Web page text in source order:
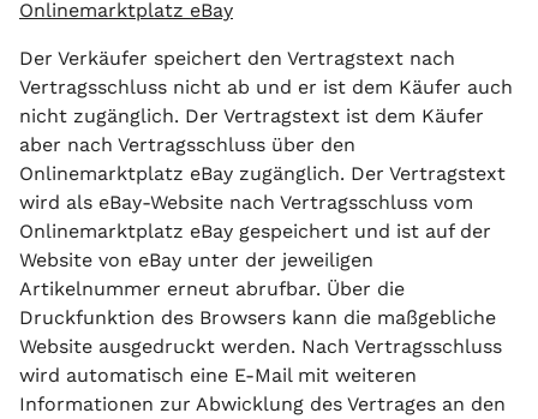
Onlinemarktplatz eBay
Der Verkäufer speichert den Vertragstext nach
Vertragsschluss nicht ab und er ist dem Käufer auch
nicht zugänglich. Der Vertragstext ist dem Käufer
aber nach Vertragsschluss über den
Onlinemarktplatz eBay zugänglich. Der Vertragstext
wird als eBay-Website nach Vertragsschluss vom
Onlinemarktplatz eBay gespeichert und ist auf der
Website von eBay unter der jeweiligen
Artikelnummer erneut abrufbar. Über die
Druckfunktion des Browsers kann die maßgebliche
Website ausgedruckt werden. Nach Vertragsschluss
wird automatisch eine E-Mail mit weiteren
Informationen zur Abwicklung des Vertrages an den